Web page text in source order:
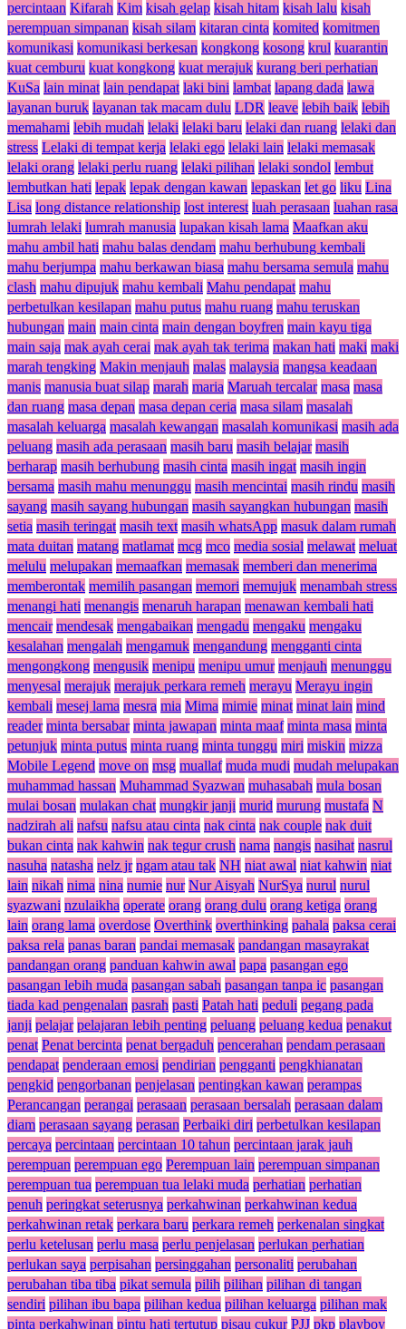
percintaan Kifarah Kim kisah gelap kisah hitam kisah lalu kisah
perempuan simpanan kisah silam kitaran cinta komited komitmen
komunikasi komunikasi berkesan kongkong kosong krul kuarantin
kuat cemburu kuat kongkong kuat merajuk kurang beri perhatian
KuSa lain minat lain pendapat laki bini lambat lapang dada lawa
layanan buruk layanan tak macam dulu LDR leave lebih baik lebih
memahami lebih mudah lelaki lelaki baru lelaki dan ruang lelaki dan
stress Lelaki di tempat kerja lelaki ego lelaki lain lelaki memasak
lelaki orang lelaki perlu ruang lelaki pilihan lelaki sondol lembut
lembutkan hati lepak lepak dengan kawan lepaskan let go liku Lina
Lisa long distance relationship lost interest luah perasaan luahan rasa
lumrah lelaki lumrah manusia lupakan kisah lama Maafkan aku
mahu ambil hati mahu balas dendam mahu berhubung kembali
mahu berjumpa mahu berkawan biasa mahu bersama semula mahu
clash mahu dipujuk mahu kembali Mahu pendapat mahu
perbetulkan kesilapan mahu putus mahu ruang mahu teruskan
hubungan main main cinta main dengan boyfren main kayu tiga
main saja mak ayah cerai mak ayah tak terima makan hati maki maki
marah tengking Makin menjauh malas malaysia mangsa keadaan
manis manusia buat silap marah maria Maruah tercalar masa masa
dan ruang masa depan masa depan ceria masa silam masalah
masalah keluarga masalah kewangan masalah komunikasi masih ada
peluang masih ada perasaan masih baru masih belajar masih
berharap masih berhubung masih cinta masih ingat masih ingin
bersama masih mahu menunggu masih mencintai masih rindu masih
sayang masih sayang hubungan masih sayangkan hubungan masih
setia masih teringat masih text masih whatsApp masuk dalam rumah
mata duitan matang matlamat mcg mco media sosial melawat meluat
melulu melupakan memaafkan memasak memberi dan menerima
memberontak memilih pasangan memori memujuk menambah stress
menangi hati menangis menaruh harapan menawan kembali hati
mencair mendesak mengabaikan mengadu mengaku mengaku
kesalahan mengalah mengamuk mengandung mengganti cinta
mengongkong mengusik menipu menipu umur menjauh menunggu
menyesal merajuk merajuk perkara remeh merayu Merayu ingin
kembali mesej lama mesra mia Mima mimie minat minat lain mind
reader minta bersabar minta jawapan minta maaf minta masa minta
petunjuk minta putus minta ruang minta tunggu miri miskin mizza
Mobile Legend move on msg muallaf muda mudi mudah melupakan
muhammad hassan Muhammad Syazwan muhasabah mula bosan
mulai bosan mulakan chat mungkir janji murid murung mustafa N
nadzirah ali nafsu nafsu atau cinta nak cinta nak couple nak duit
bukan cinta nak kahwin nak tegur crush nama nangis nasihat nasrul
nasuha natasha nelz jr ngam atau tak NH niat awal niat kahwin niat
lain nikah nima nina numie nur Nur Aisyah NurSya nurul nurul
syazwani nzulaikha operate orang orang dulu orang ketiga orang
lain orang lama overdose Overthink overthinking pahala paksa cerai
paksa rela panas baran pandai memasak pandangan masayrakat
pandangan orang panduan kahwin awal papa pasangan ego
pasangan lebih muda pasangan sabah pasangan tanpa ic pasangan
tiada kad pengenalan pasrah pasti Patah hati peduli pegang pada
janji pelajar pelajaran lebih penting peluang peluang kedua penakut
penat Penat bercinta penat bergaduh pencerahan pendam perasaan
pendapat penderaan emosi pendirian pengganti pengkhianatan
pengkid pengorbanan penjelasan pentingkan kawan perampas
Perancangan perangai perasaan perasaan bersalah perasaan dalam
diam perasaan sayang perasan Perbaiki diri perbetulkan kesilapan
percaya percintaan percintaan 10 tahun percintaan jarak jauh
perempuan perempuan ego Perempuan lain perempuan simpanan
perempuan tua perempuan tua lelaki muda perhatian perhatian
penuh peringkat seterusnya perkahwinan perkahwinan kedua
perkahwinan retak perkara baru perkara remeh perkenalan singkat
perlu ketelusan perlu masa perlu penjelasan perlukan perhatian
perlukan saya perpisahan persinggahan personaliti perubahan
perubahan tiba tiba pikat semula pilih pilihan pilihan di tangan
sendiri pilihan ibu bapa pilihan kedua pilihan keluarga pilihan mak
pinta perkahwinan pintu hati tertutup pisau cukur PJJ pkp playboy